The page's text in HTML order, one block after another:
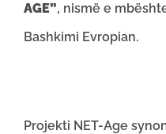
AGE”, nismë e
Bashkimi Evropian.
Projekti NET-Age